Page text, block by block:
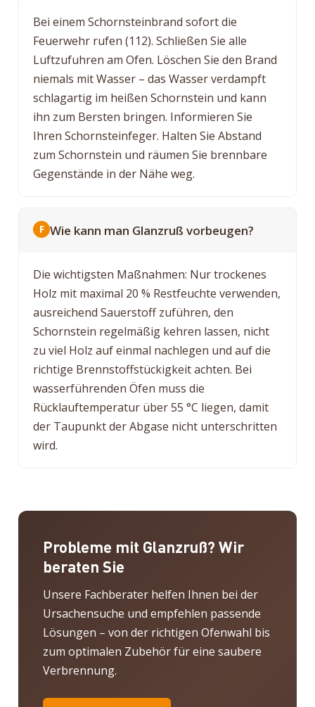
Bei einem Schornsteinbrand sofort die
Feuerwehr rufen (112). Schließen Sie alle
Luftzufuhren am Ofen. Löschen Sie den Brand
niemals mit Wasser – das Wasser verdampft
schlagartig im heißen Schornstein und kann
ihn zum Bersten bringen. Informieren Sie
Ihren Schornsteinfeger. Halten Sie Abstand
zum Schornstein und räumen Sie brennbare
Gegenstände in der Nähe weg.
Wie kann man Glanzruß vorbeugen?
Die wichtigsten Maßnahmen: Nur trockenes
Holz mit maximal 20 % Restfeuchte verwenden,
ausreichend Sauerstoff zuführen, den
Schornstein regelmäßig kehren lassen, nicht
zu viel Holz auf einmal nachlegen und auf die
richtige Brennstoffstückigkeit achten. Bei
wasserführenden Öfen muss die
Rücklauftemperatur über 55 °C liegen, damit
der Taupunkt der Abgase nicht unterschritten
wird.
Probleme mit Glanzruß? Wir
beraten Sie
Unsere Fachberater helfen Ihnen bei der
Ursachensuche und empfehlen passende
Lösungen – von der richtigen Ofenwahl bis
zum optimalen Zubehör für eine saubere
Verbrennung.